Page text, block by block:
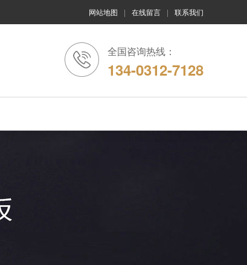
网站地图 | 在线留言 | 联系我们
全国咨询热线：
134-0312-7128